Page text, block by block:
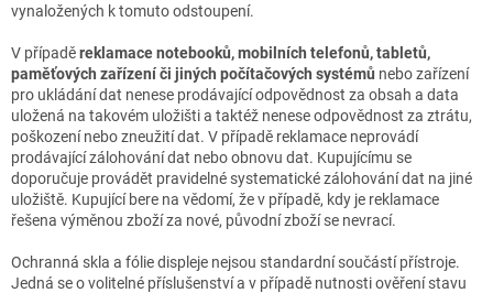
vynaložených k tomuto odstoupení.
V případěreklamace notebooků, mobilních telefonů, tabletů,
paměťových zařízení či jiných počítačových systémů nebo zařízení
pro ukládání dat nenese prodávající odpovědnost za obsah a data
uložená na takovém uložišti a taktéž nenese odpovědnost za ztrátu,
poškození nebo zneužití dat. V případě reklamace neprovádí
prodávající zálohování dat nebo obnovu dat. Kupujícímu se
doporučuje provádět pravidelné systematické zálohování dat na jiné
uložiště. Kupující bere na vědomí, že v případě, kdy je reklamace
řešena výměnou zboží za nové, původní zboží se nevrací.
Ochranná skla a fólie displeje nejsou standardní součástí přístroje.
Jedná se o volitelné příslušenství a v případě nutnosti ověření stavu